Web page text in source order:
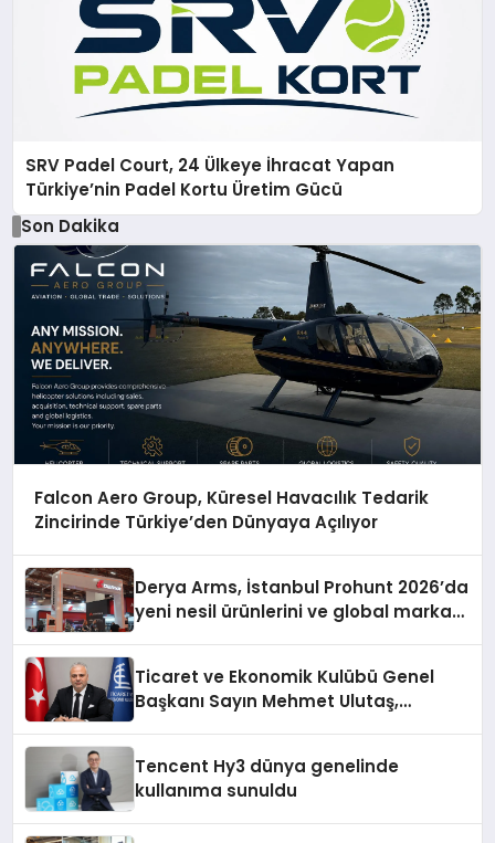
SRV Padel Court, 24 Ülkeye İhracat Yapan
Türkiye’nin Padel Kortu Üretim Gücü
Son Dakika
Falcon Aero Group, Küresel Havacılık Tedarik
Zincirinde Türkiye’den Dünyaya Açılıyor
Derya Arms, İstanbul Prohunt 2026’da
yeni nesil ürünlerini ve global marka
Ticaret ve Ekonomik Kulübü Genel
Başkanı Sayın Mehmet Ulutaş,
Tencent Hy3 dünya genelinde
kullanıma sunuldu